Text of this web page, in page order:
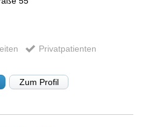
Privatpatienten
Zum Profil